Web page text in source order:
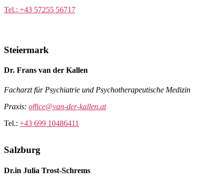
Tel.: +43 57255 56717
Steiermark
Dr. Frans van der Kallen
Facharzt für Psychiatrie und Psychotherapeutische Medizin
Praxis: office@van-der-kallen.at
Tel.: +43 699 10486411
Salzburg
Dr.in Julia Trost-Schrems